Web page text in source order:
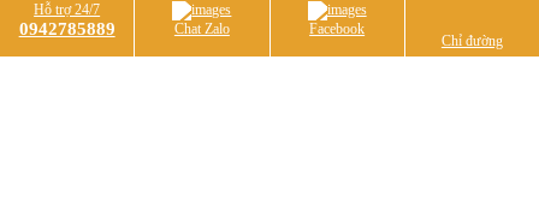
Hỗ trợ 24/7
0942785889 Chat Zalo Facebook
Chỉ đường